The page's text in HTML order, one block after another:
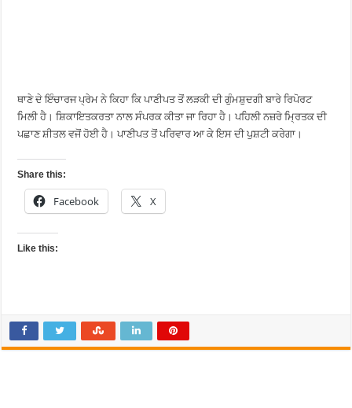
ਥਾਣੇ ਦੇ ਇੰਚਾਰਜ ਪ੍ਰੇਮ ਨੇ ਕਿਹਾ ਕਿ ਪਾਣੀਪਤ ਤੋਂ ਲੜਕੀ ਦੀ ਗੁੰਮਸ਼ੁਦਗੀ ਬਾਰੇ ਰਿਪੋਰਟ
ਮਿਲੀ ਹੈ। ਸ਼ਿਕਾਇਤਕਰਤਾ ਨਾਲ ਸੰਪਰਕ ਕੀਤਾ ਜਾ ਰਿਹਾ ਹੈ। ਪਹਿਲੀ ਨਜ਼ਰੇ ਮ੍ਰਿਤਕ ਦੀ
ਪਛਾਣ ਸ਼ੀਤਲ ਵਜੋਂ ਹੋਈ ਹੈ। ਪਾਣੀਪਤ ਤੋਂ ਪਰਿਵਾਰ ਆ ਕੇ ਇਸ ਦੀ ਪੁਸ਼ਟੀ ਕਰੇਗਾ।
Share this:
Facebook X
Like this: